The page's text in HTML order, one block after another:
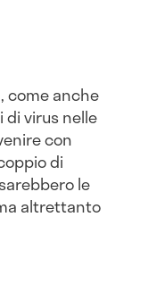
come anche
di virus nelle
con
di
le
altrettanto